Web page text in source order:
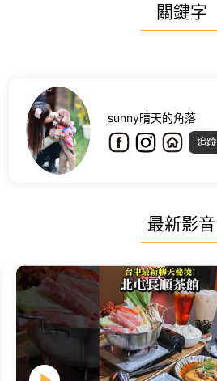
關鍵字
sunny晴天的角落
追蹤
最新影音